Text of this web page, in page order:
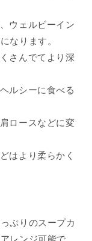
ウェルビーイン
なります。
さんでてより深
ルシーに食べる
ロースなどに変
はより柔らかく
ぷりのスープカ